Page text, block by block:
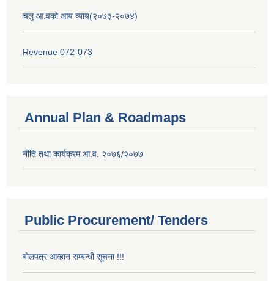
चलु आ.वको आय व्याय(२०७३-२०७४)
Revenue 072-073
Annual Plan & Roadmaps
नीति तथा कार्यक्रम आ.व. २०७६/२०७७
Public Procurement/ Tenders
बोलपत्र आव्हान सम्बन्धी सूचना !!!